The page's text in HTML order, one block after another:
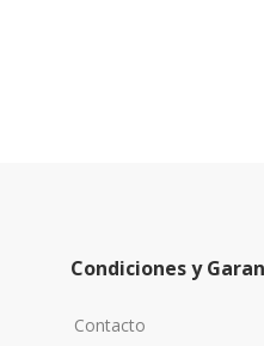
Condiciones y
Contacto